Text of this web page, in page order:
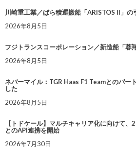
川崎重工業／ばら積運搬船「ARISTOS II」の
2026年8月5日
フジトランスコーポレーション／新造船「蓉
2026年8月5日
ネバーマイル：TGR Haas F1 Teamとのパー
した
2026年8月5日
【トドケール】マルチキャリア化に向けて
とのAPI連携を開始
2026年7月30日